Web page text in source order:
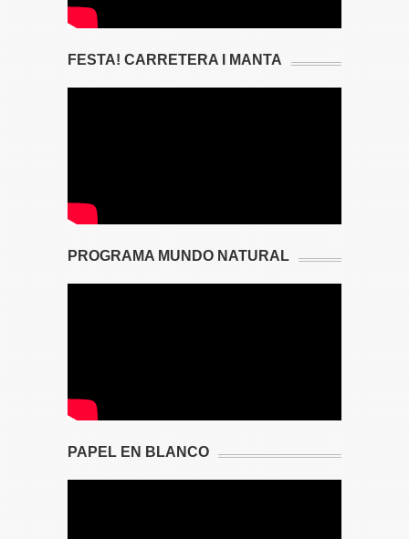
FESTA! CARRETERA I MANTA
PROGRAMA MUNDO NATURAL
PAPEL EN BLANCO